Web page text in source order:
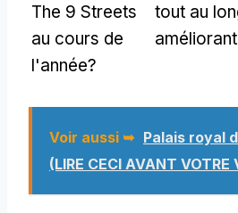
The 9 Streets
au cours de
l'année?
tout au
Voir aussi ➥ Palais royal
(LIRE CECI AVANT VOTRE